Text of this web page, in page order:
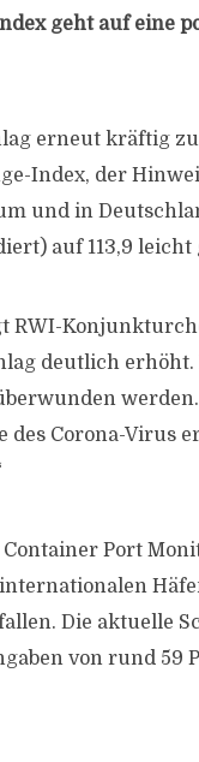
geht auf eine
erneut kräftig
Index, der
und in
auf 113,9 leicht
RWI-
deutlich
Corona-Virus
Port
Die aktuelle
von rund 59